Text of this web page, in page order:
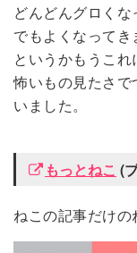
どんどんグロく
でもよくなってき
というかもうこ
怖いもの見たさで
いました。
もっとねこ (
ねこの記事だけの